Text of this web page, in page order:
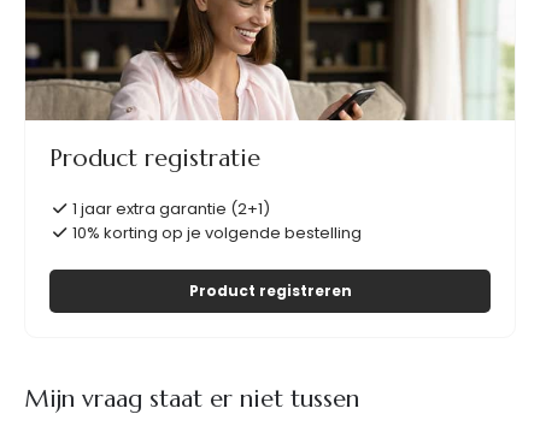
Product registratie
1 jaar extra garantie (2+1)
10% korting op je volgende bestelling
Product registreren
Mijn vraag staat er niet tussen